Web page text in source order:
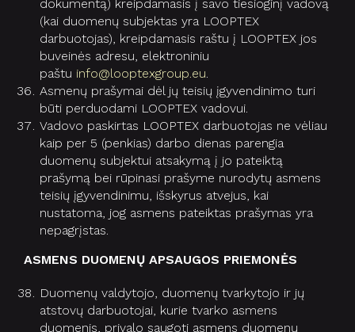
dokumentą) kreipdamasis į savo tiesioginį vadovą
(kai duomenų subjektas yra LOOPTEX
darbuotojas), kreipdamasis raštu į LOOPTEX jos
buveinės adresu, elektroniniu
paštu info@looptexgroup.eu.
Asmenų prašymai dėl jų teisių įgyvendinimo turi
būti perduodami LOOPTEX vadovui.
Vadovo paskirtas LOOPTEX darbuotojas ne vėliau
kaip per 5 (penkias) darbo dienas parengia
duomenų subjektui atsakymą į jo pateiktą
prašymą bei rūpinasi prašyme nurodytų asmens
teisių įgyvendinimu, išskyrus atvejus, kai
nustatoma, jog asmens pateiktas prašymas yra
nepagrįstas.
ASMENS DUOMENŲ APSAUGOS PRIEMONĖS
Duomenų valdytojo, duomenų tvarkytojo ir jų
atstovų darbuotojai, kurie tvarko asmens
duomenis, privalo saugoti asmens duomenų